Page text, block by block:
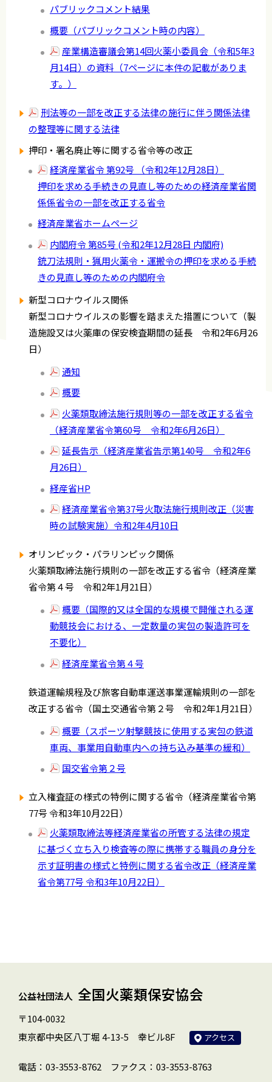
パブリックコメント結果
概要（パブリックコメント時の内容）
産業構造審議会第14回火薬小委員会（令和5年3
月14日）の資料（7ページに本件の記載がありま
す。）
刑法等の一部を改正する法律の施行に伴う関係法律
の整理等に関する法律
押印・署名廃止等に関する省令等の改正
経済産業省令 第92号 （令和2年12月28日）
押印を求める手続きの見直し等のための経済産業省関
係係省令の一部を改正する省令
経済産業省ホームページ
内閣府令 第85号 (令和2年12月28日 内閣府)
銃刀法規則・猟用火薬令・運搬令の押印を求める手続
きの見直し等のための内閣府令
新型コロナウイルス関係
新型コロナウイルスの影響を踏まえた措置について（製
造施設又は火薬庫の保安検査期間の延長 令和2年6月26
日）
通知
概要
火薬類取締法施行規則等の一部を改正する省令
（経済産業省令第60号 令和2年6月26日）
延長告示（経済産業省告示第140号 令和2年6
月26日）
経産省HP
経済産業省令第37号火取法施行規則改正（災害
時の試験実施）令和2年4月10日
オリンピック・パラリンピック関係
火薬類取締法施行規則の一部を改正する省令（経済産業
省令第４号 令和2年1月21日）
概要（国際的又は全国的な規模で開催される運
動競技会における、一定数量の実包の製造許可を
不要化）
経済産業省令第４号
鉄道運輸規程及び旅客自動車運送事業運輸規則の一部を
改正する省令（国土交通省令第２号 令和2年1月21日）
概要（スポーツ射撃競技に使用する実包の鉄道
車両、事業用自動車内への持ち込み基準の緩和）
国交省令第２号
立入権査証の様式の特例に関する省令（経済産業省令第
77号 令和3年10月22日）
火薬類取締法等経済産業省の所管する法律の規定
に基づく立ち入り検査等の際に携帯する職員の身分を
示す証明書の様式と特例に関する省令改正（経済産業
省令第77号 令和3年10月22日）
公益社団法人 全国火薬類保安協会
〒104-0032
東京都中央区八丁堀 4-13-5 幸ビル8F
アクセス
電話：03-3553-8762 ファクス：03-3553-8763